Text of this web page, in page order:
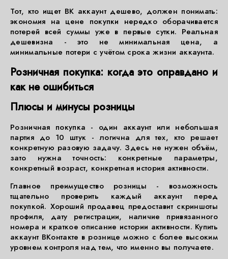
Тот, кто ищет ВК аккаунт дешево, должен понимать:
экономия на цене покупки нередко оборачивается
потерей всей суммы уже в первые сутки. Реальная
дешевизна - это не минимальная цена, а
минимальные потери с учётом срока жизни аккаунта.
Розничная покупка: когда это оправдано и
как не ошибиться
Плюсы и минусы розницы
Розничная покупка - один аккаунт или небольшая
партия до 10 штук - логична для тех, кто решает
конкретную разовую задачу. Здесь не нужен объём,
зато нужна точность: конкретные параметры,
конкретный возраст, конкретная история активности.
Главное преимущество розницы - возможность
тщательно проверить каждый аккаунт перед
покупкой. Хороший продавец предоставит скриншоты
профиля, дату регистрации, наличие привязанного
номера и краткое описание истории активности. Купить
аккаунт ВКонтакте в рознице можно с более высоким
уровнем контроля над тем, что именно вы получаете.